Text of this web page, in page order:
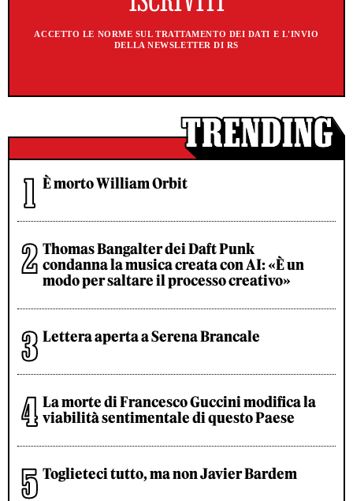
ACCETTO LE NORME SUL TRATTAMENTO DEI DATI E L'INVIO
DELLA NEWSLETTER DI RS
È morto William Orbit
Thomas Bangalter dei Daft Punk
condanna la musica creata con AI: «È un
modo per saltare il processo creativo»
Lettera aperta a Serena Brancale
La morte di Francesco Guccini modifica la
viabilità sentimentale di questo Paese
Toglieteci tutto, ma non Javier Bardem